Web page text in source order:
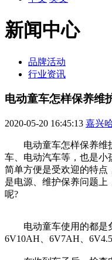
新闻中心
品牌活动
行业资讯
电动童车怎样保养维
2020-05-20 16:45:13 嘉兴
电动童车怎样保养维
车、电动汽车等，也是小
简单方便是受欢迎的特点
是电源、维护保养问题上
呢?
电动童车使用的都是
6V10AH、6V7AH、